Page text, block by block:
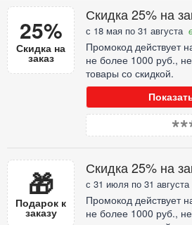
25%
Скидка на
заказ
Скидка 25% на
с 18 мая по 31 августа
Промокод действует
не более 1000 руб.,
товары со скидкой.
🎁
Подарок к
заказу
Скидка 25% на
с 31 июля по 31 августа
Промокод действует
не более 1000 руб.,